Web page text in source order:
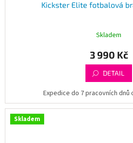
Kickster Elite fotbalová
Skladem
3 990 Kč
DETAIL
Expedice do 7 pracovních
Skladem